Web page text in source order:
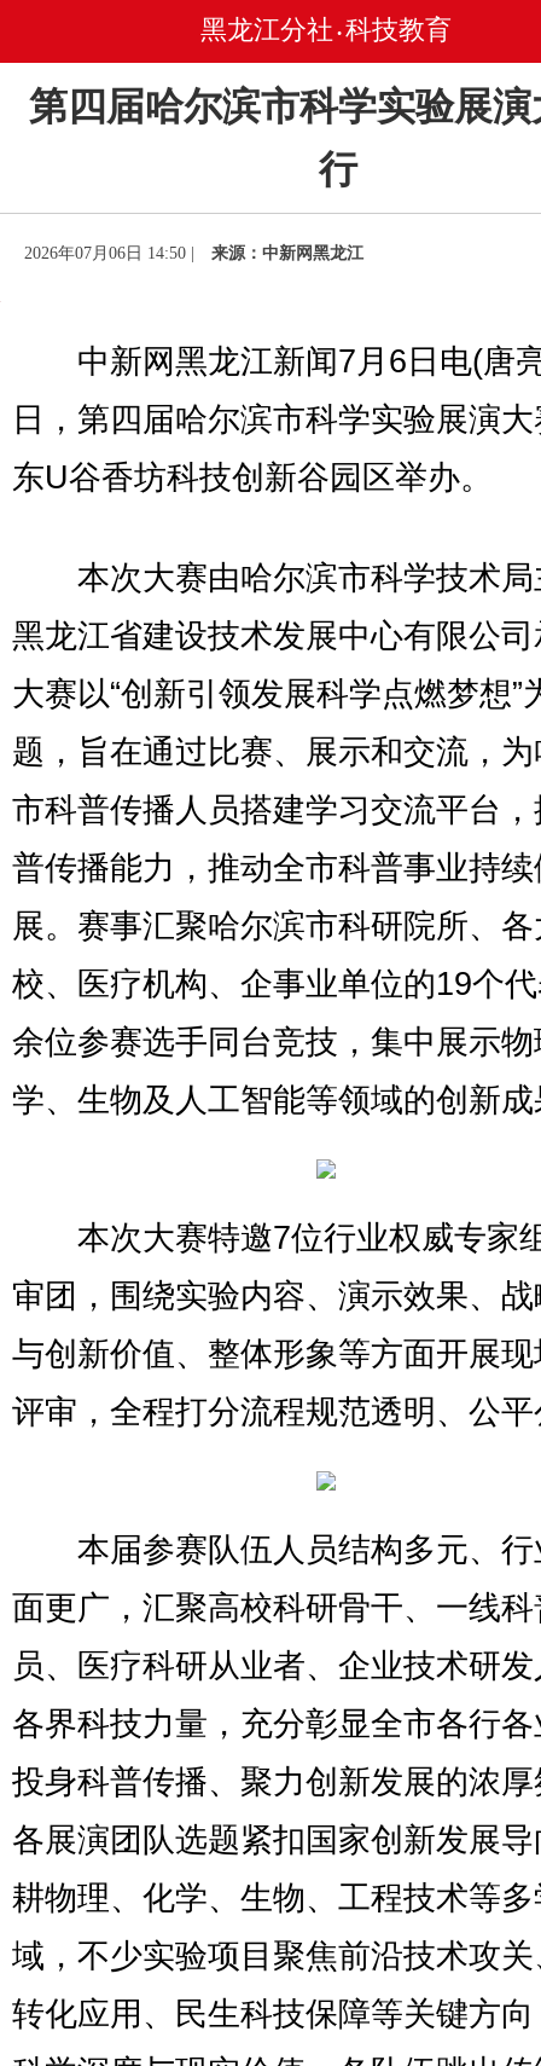
黑龙江分社 • 科技教育
第四届哈尔滨市科学实验展
行
2026年07月06日 14:50 | 来源：中新网黑龙江
中新网黑龙江新闻7月6日电(唐
日，第四届哈尔滨市科学实验展演
东U谷香坊科技创新谷园区举办。
本次大赛由哈尔滨市科学技术局
黑龙江省建设技术发展中心有限公
大赛以“创新引领发展科学点燃梦想”
题，旨在通过比赛、展示和交流，
市科普传播人员搭建学习交流平台
普传播能力，推动全市科普事业持
展。赛事汇聚哈尔滨市科研院所、
校、医疗机构、企事业单位的19个
余位参赛选手同台竞技，集中展示
学、生物及人工智能等领域的创新
本次大赛特邀7位行业权威专家
审团，围绕实验内容、演示效果、
与创新价值、整体形象等方面开展
评审，全程打分流程规范透明、公
本届参赛队伍人员结构多元、行
面更广，汇聚高校科研骨干、一线
员、医疗科研从业者、企业技术研
各界科技力量，充分彰显全市各行
投身科普传播、聚力创新发展的浓
各展演团队选题紧扣国家创新发展
耕物理、化学、生物、工程技术等
域，不少实验项目聚焦前沿技术攻
转化应用、民生科技保障等关键方